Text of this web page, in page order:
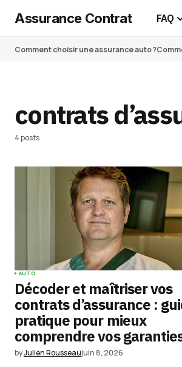
Assurance Contrat FAQ
Comment choisir une assurance auto ?
contrats
4 posts
AUTO
Décoder et maîtriser vos
contrats d’assurance :
pratique pour mieux
comprendre vos
byJulien Rousseaujuin 8, 2026